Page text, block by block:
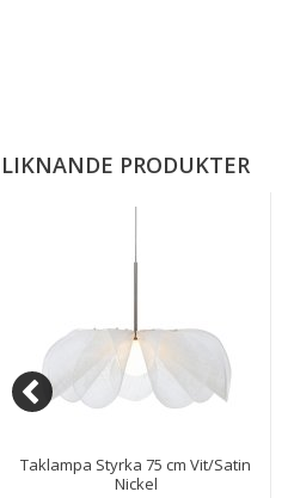
LIKNANDE PRODUKTER
Taklampa Styrka 75 cm Vit/Satin
Nickel